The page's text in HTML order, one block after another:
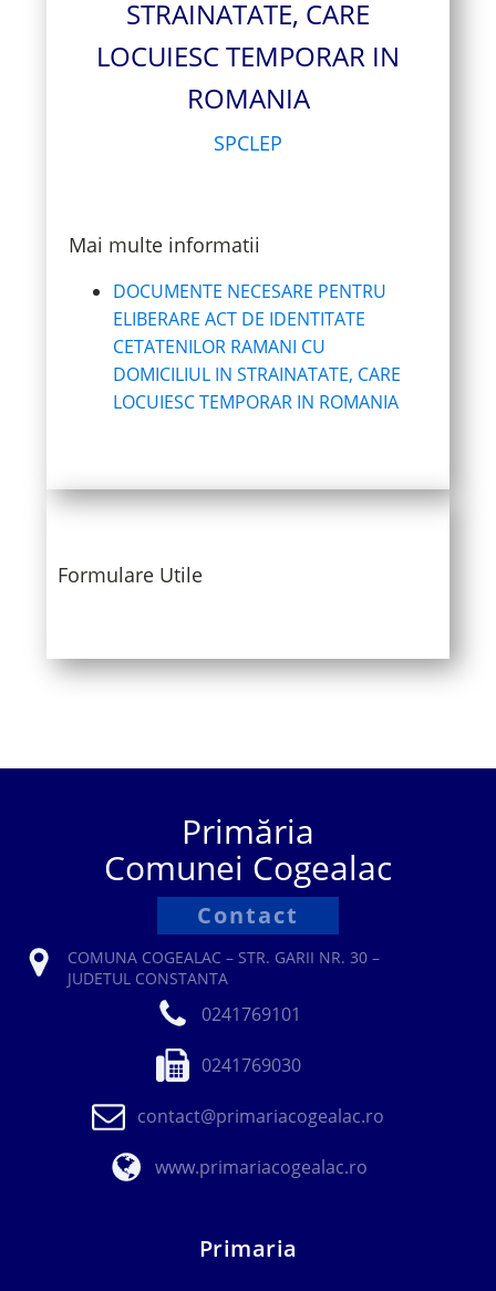
STRAINATATE, CARE
LOCUIESC TEMPORAR IN
ROMANIA
SPCLEP
Mai multe informatii
DOCUMENTE NECESARE PENTRU
ELIBERARE ACT DE IDENTITATE
CETATENILOR RAMANI CU
DOMICILIUL IN STRAINATATE, CARE
LOCUIESC TEMPORAR IN ROMANIA
Formulare Utile
Primăria
Comunei Cogealac
Contact
COMUNA COGEALAC – STR. GARII NR. 30 –
JUDETUL CONSTANTA
0241769101
0241769030
contact@primariacogealac.ro
www.primariacogealac.ro
Primaria